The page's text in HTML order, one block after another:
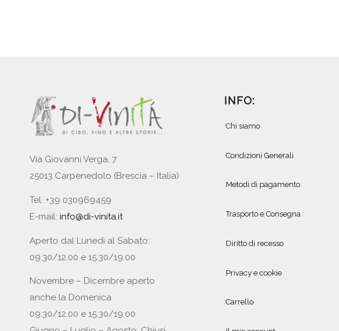
Via Giovanni Verga, 7
25013 Carpenedolo (Brescia – Italia)
Tel. +39 030969459
E-mail: info@di-vinita.it
Aperto dal Lunedì al Sabato:
09.30/12.00 e 15.30/19.00
Novembre – Dicembre aperto
anche la Domenica
09.30/12.00 e 15.30/19.00
INFO:
Chi siamo
Condizioni Generali
Metodi di pagamento
Trasporto e Consegna
Diritto di recesso
Privacy e cookie
Carrello